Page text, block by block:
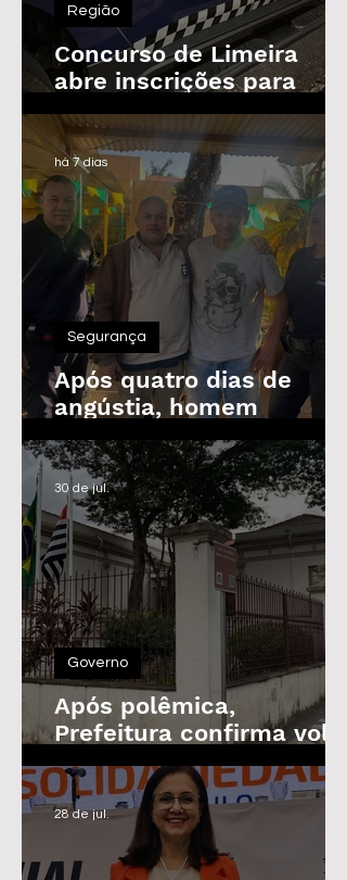
Concurso de Limeira
abre inscrições para
Guarda Civil, Trânsito e
Defesa Civil com 30
vagas imediatas
Região
Após quatro dias de
angústia, homem
desaparecido é
encontrado em Araras
Segurança
há 7 dias
Após polêmica,
Prefeitura confirma volta
do Prêmio de
Assiduidade
Governo
30 de jul.
28 de jul.